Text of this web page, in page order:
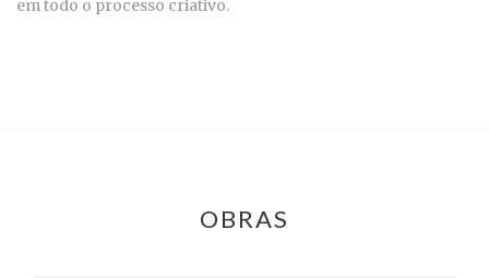
em todo o processo criativo.
OBRAS